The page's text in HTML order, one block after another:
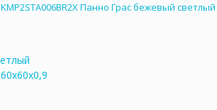
KMP2STA006BR2X Панно Грас бежевый